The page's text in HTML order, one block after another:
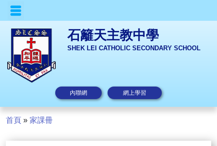
石籬天主教中學
SHEK LEI CATHOLIC SECONDARY SCHOOL
內聯網 網上學習
首頁 » 家課冊